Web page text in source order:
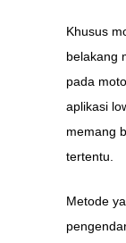
Khusus
belakang
pada
aplikasi
memang
tertentu.
Metode